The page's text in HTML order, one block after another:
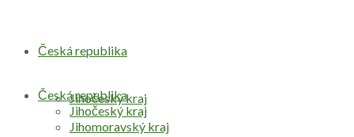
Česká republika
Jihočeský kraj
Česká republika
Jihočeský kraj
Jihomoravský kraj